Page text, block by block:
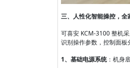
三、人性化智能操控，全
可喜安 KCM-3100 整机
识别操作参数，控制面板
1、基础电源系统：机身